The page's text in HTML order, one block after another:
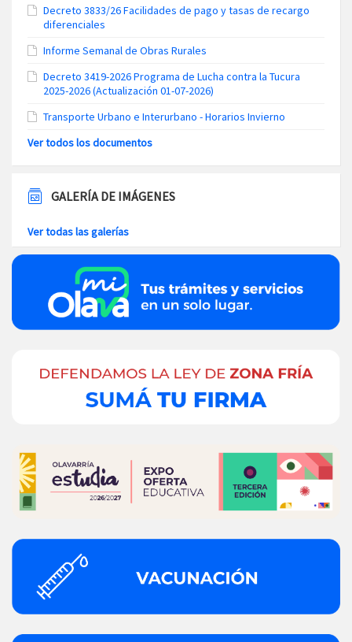
Decreto 3833/26 Facilidades de pago y tasas de recargo
diferenciales
Informe Semanal de Obras Rurales
Decreto 3419-2026 Programa de Lucha contra la Tucura
2025-2026 (Actualización 01-07-2026)
Transporte Urbano e Interurbano - Horarios Invierno
Ver todos los documentos
GALERÍA DE IMÁGENES
Ver todas las galerías